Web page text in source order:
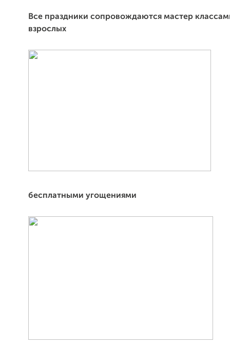
Все праздники сопровождаются мастер
взрослых
бесплатными угощениями